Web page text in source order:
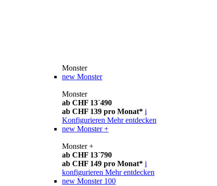
Monster
new Monster
Monster
ab CHF 13´490
ab CHF 139 pro Monat* i
Konfigurieren Mehr entdecken
new Monster +
Monster +
ab CHF 13´790
ab CHF 149 pro Monat* i
konfigurieren Mehr entdecken
new Monster 100